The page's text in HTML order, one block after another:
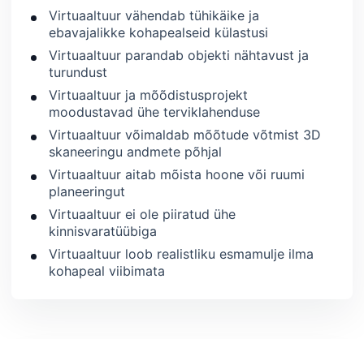
Virtuaaltuur vähendab tühikäike ja
ebavajalikke kohapealseid külastusi
Virtuaaltuur parandab objekti nähtavust ja
turundust
Virtuaaltuur ja mõõdistusprojekt
moodustavad ühe terviklahenduse
Virtuaaltuur võimaldab mõõtude võtmist 3D
skaneeringu andmete põhjal
Virtuaaltuur aitab mõista hoone või ruumi
planeeringut
Virtuaaltuur ei ole piiratud ühe
kinnisvaratüübiga
Virtuaaltuur loob realistliku esmamulje ilma
kohapeal viibimata